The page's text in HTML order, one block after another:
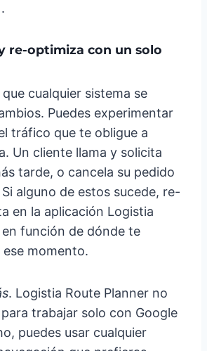
re-optimiza con un solo
cualquier sistema se
Puedes experimentar
tráfico que te obligue a
Un cliente llama y solicita
tarde, o cancela su pedido
alguno de estos sucede, re-
en la aplicación Logistia
en función de dónde te
momento.
. Logistia Route Planner no
trabajar solo con Google
puedes usar cualquier